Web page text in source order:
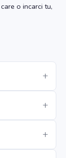
o incarci tu,